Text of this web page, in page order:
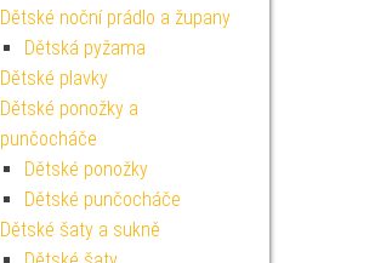
Dětské noční prádlo a župany
Dětská pyžama
Dětské plavky
Dětské ponožky a
punčocháče
Dětské ponožky
Dětské punčocháče
Dětské šaty a sukně